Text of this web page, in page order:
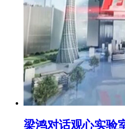
梁鸿对话观心实验